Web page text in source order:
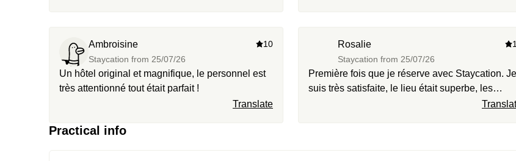
Ambroisine
Staycation from 25/07/26
10
Un hôtel original et magnifique, le personnel est
très attentionné tout était parfait !
Translate
Rosalie
Staycation from 25/07/26
Première fois que je réserve avec Staycation. Je
suis très satisfaite, le lieu était superbe, les
petites attentions dans la chambre sont très
Practical info